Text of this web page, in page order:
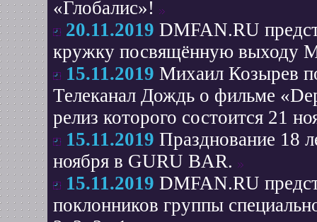
«Глобалис»!
20.11.2019 DMFAN.RU
кружку посвящённую выходу
15.11.2019 Михаил Козырев
Телеканал Дождь о фильме
релиз которого состоится 21
15.11.2019 Празднование 18
ноября в GURU BAR.
15.11.2019 DMFAN.RU
поклонников группы